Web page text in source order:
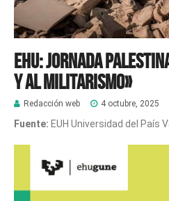
EHU: Jornada
y al militarismo»
Redacción web 4 octubre, 2025
Fuente: EUH Universidad del País